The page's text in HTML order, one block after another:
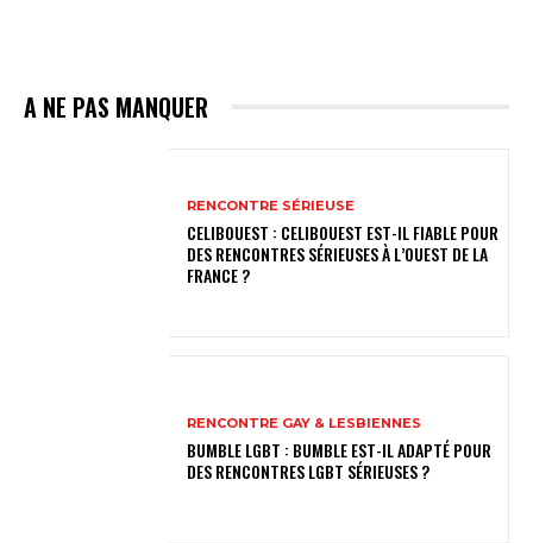
A NE PAS MANQUER
RENCONTRE SÉRIEUSE
CELIBOUEST : CELIBOUEST EST-IL FIABLE POUR
DES RENCONTRES SÉRIEUSES À L’OUEST DE LA
FRANCE ?
RENCONTRE GAY & LESBIENNES
BUMBLE LGBT : BUMBLE EST-IL ADAPTÉ POUR
DES RENCONTRES LGBT SÉRIEUSES ?